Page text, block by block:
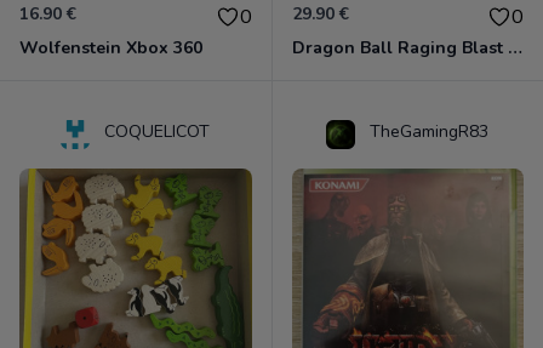
16.90 € 0
Wolfenstein Xbox 360
29.90 € 0
Dragon Ball Raging Blast 2 Xbox 360
COQUELICOT TheGamingR83